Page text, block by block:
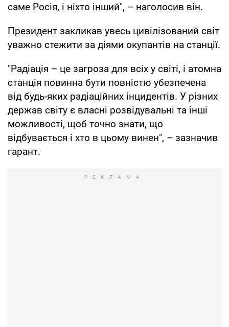
саме Росія, і ніхто інший", – наголосив він.
Президент закликав увесь цивілізований світ
уважно стежити за діями окупантів на станції.
"Радіація – це загроза для всіх у світі, і атомна
станція повинна бути повністю убезпечена
від будь-яких радіаційних інцидентів. У різних
держав світу є власні розвідувальні та інші
можливості, щоб точно знати, що
відбувається і хто в цьому винен", – зазначив
гарант.